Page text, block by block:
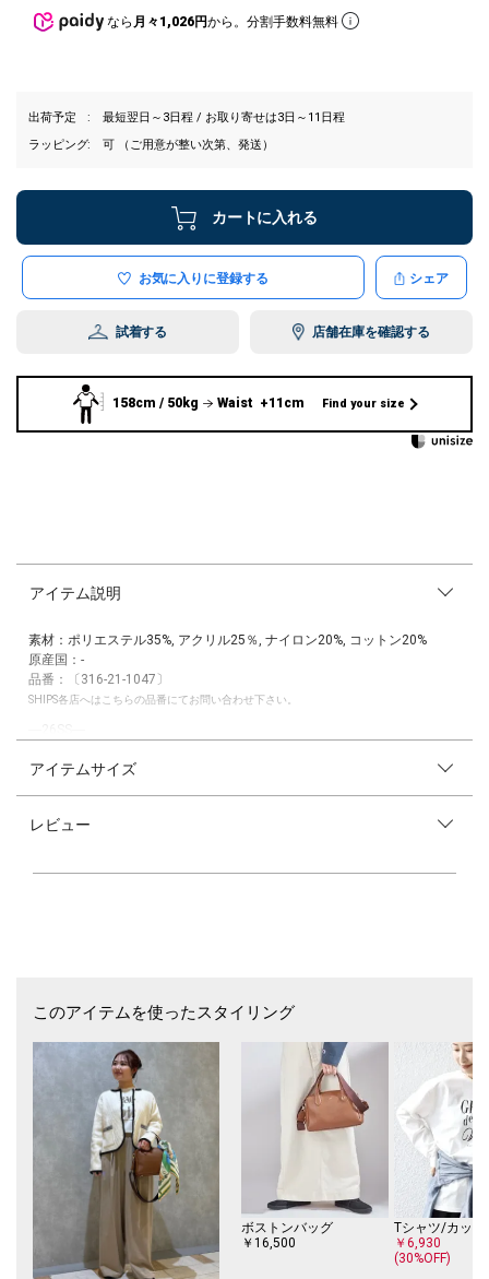
なら 月々1,026円から。分割手数料無料
出荷予定
最短翌日～3日程 / お取り寄せは3日～11日程
ラッピング
可 （ご用意が整い次第、発送）
カートに入れる
お気に入りに登録する シェア
試着する 店舗在庫を確認する
158cm / 50kg Waist +11cm Find your size
アイテム説明
素材：ポリエステル35%, アクリル25％, ナイロン20%, コットン20%
原産国：-
品番：〔316-21-1047〕
SHIPS各店へはこちらの品番にてお問い合わせ下さい。
オンオフで主役になる配色ラインがワンポイントになったリブカーディガ
■デザイン
程よく厚みがあり、体に沿って伸びがあるため、心地よく着用できる1枚
です。
ウェービーヤーンに若干の毛足があるモール糸を加えて、一見シンプルな
がらも、他でみない細かい凹凸のある質感の素材です。
軽くドライタッチでありながら、しっかりと立ったリブ編みですので長い
シーズン着用可能となっています。
ご自宅での手洗いが可能です。
■コーディネート
ショートジャケットとしてワイドパンツやスカートなどのきれいめなコー
ディネートでも決まりますが、カジュアルダウンしてデニムのボトムにT
シャツで合わせてもかわいく着こなせます。
アイテムサイズ
レビュー
このアイテムを使ったスタイリング
ボストンバッグ
￥16,500
Tシャツ/カット
￥6,930
(30%OFF)